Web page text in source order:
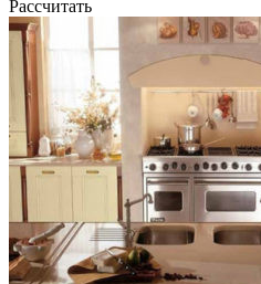
Рассчитать